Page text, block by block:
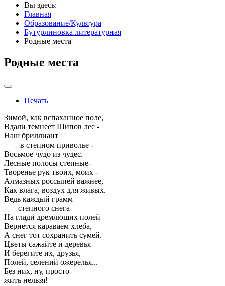
Вы здесь:
Главная
Образование/Культура
Бутурлиновка литературная
Родные места
Родные места
Печать
Зимой, как вспаханное поле,
Вдали темнеет Шипов лес -
Наш бриллиант
в степном приволье -
Восьмое чудо из чудес.
Лесные полосы степные-
Творенье рук твоих, моих -
Алмазных россыпей важнее,
Как влага, воздух для живых.
Ведь каждый грамм
степного снега
На глади дремлющих полей
Вернется караваем хлеба,
А снег тот сохранить сумей.
Цветы сажайте и деревья
И берегите их, друзья,
Полей, селений ожерелья...
Без них, ну, просто
жить нельзя!